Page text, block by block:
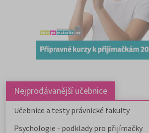
Nejprodávanější učebnice
Učebnice a testy právnické fakulty
Psychologie - podklady pro přijímačky